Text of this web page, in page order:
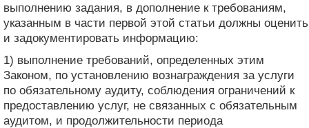
выполнению задания, в дополнение к требованиям,
указанным в части первой этой статьи должны оценить
и задокументировать информацию:
1) выполнение требований, определенных этим
Законом, по установлению вознаграждения за услуги
по обязательному аудиту, соблюдения ограничений к
предоставлению услуг, не связанных с обязательным
аудитом, и продолжительности периода